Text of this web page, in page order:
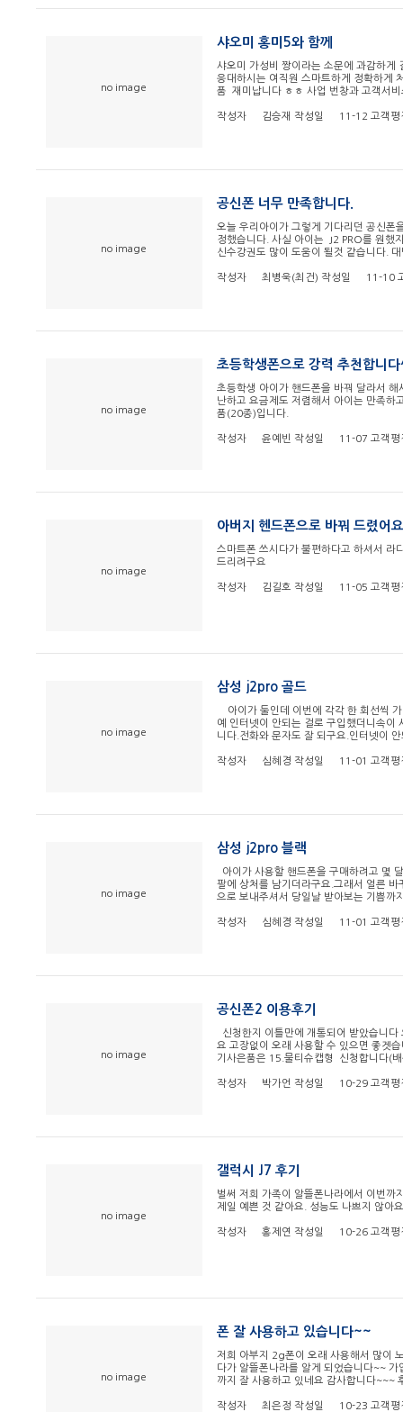
no image
샤오미 홍미5와 함께
샤오미 가성비 짱이라는 소문에 과감하게
응대하시는 여직원 스마트하게 정확하게
품 재미납니다 ㅎㅎ 사업 번창과 고객서
작성자 김승재 작성일 11-12 고객평
no image
공신폰 너무 만족합니다.
오늘 우리아이가 그렇게 기다리던 공신폰
정했습니다. 사실 아이는 J2 PRO를 원했
신수강권도 많이 도움이 될것 같습니다.
작성자 최병욱(최건) 작성일 11-10
no image
초등학생폰으로 강력 추천합니
초등학생 아이가 핸드폰을 바꿔 달라서
난하고 요금제도 저렴해서 아이는 만족
품(20종)입니다.
작성자 윤예빈 작성일 11-07 고객평
no image
아버지 헨드폰으로 바꿔 드렸어요
스마트폰 쓰시다가 불편하다고 하셔서
드리려구요
작성자 김길호 작성일 11-05 고객평
no image
삼성 j2pro 골드
아이가 둘인데 이번에 각각 한 회선씩
예 인터넷이 안되는 걸로 구입했더니속이
니다.전화와 문자도 잘 되구요.인터넷이
작성자 심혜경 작성일 11-01 고객평
no image
삼성 j2pro 블랙
아이가 사용할 핸드폰을 구매하려고 몇
팔에 상처를 남기더라구요.그래서 얼른
으로 보내주셔서 당일날 받아보는 기쁨
작성자 심혜경 작성일 11-01 고객평
no image
공신폰2 이용후기
신청한지 이틀만에 개통되어 받았습니
요 고장없이 오래 사용할 수 있으면 좋겟
기사은품은 15.물티슈캡형 신청합니다(
작성자 박가언 작성일 10-29 고객평
no image
갤럭시 J7 후기
벌써 저희 가족이 알뜰폰나라에서 이번까
제일 예쁜 것 같아요. 성능도 나쁘지 않
작성자 홍제연 작성일 10-26 고객평
no image
폰 잘 사용하고 있습니다~~
저희 아부지 2g폰이 오래 사용해서 많이
다가 알뜰폰나라를 알게 되었습니다~~
까지 잘 사용하고 있네요 감사합니다
작성자 최은정 작성일 10-23 고객평